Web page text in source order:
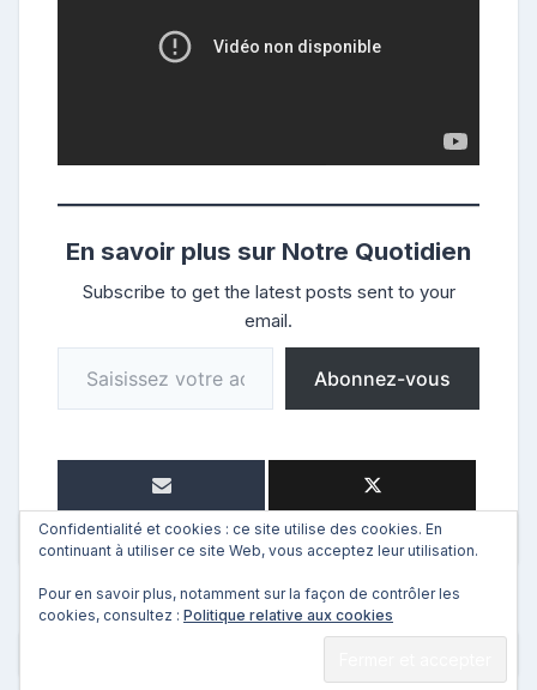
En savoir plus sur Notre Quotidien
Subscribe to get the latest posts sent to your
email.
Saisissez votre adresse e-mail…
Abonnez-vous
Confidentialité et cookies : ce site utilise des cookies. En
continuant à utiliser ce site Web, vous acceptez leur utilisation.
Pour en savoir plus, notamment sur la façon de contrôler les
cookies, consultez : Politique relative aux cookies